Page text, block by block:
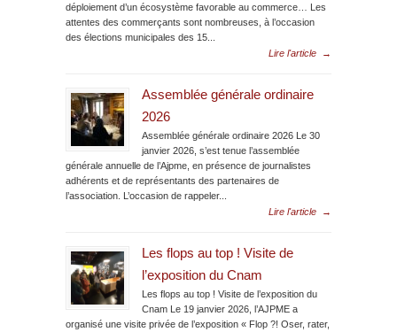
déploiement d’un écosystème favorable au commerce… Les
attentes des commerçants sont nombreuses, à l’occasion
des élections municipales des 15...
Lire l'article
→
Assemblée générale ordinaire
2026
Assemblée générale ordinaire 2026 Le 30
janvier 2026, s’est tenue l’assemblée
générale annuelle de l’Ajpme, en présence de journalistes
adhérents et de représentants des partenaires de
l’association. L’occasion de rappeler...
Lire l'article
→
Les flops au top ! Visite de
l’exposition du Cnam
Les flops au top ! Visite de l’exposition du
Cnam Le 19 janvier 2026, l’AJPME a
organisé une visite privée de l’exposition « Flop ?! Oser, rater,